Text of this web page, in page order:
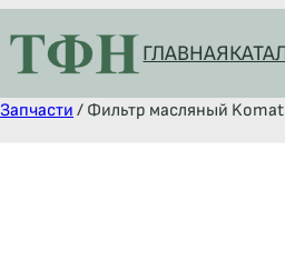
ГЛАВНАЯ
Запчасти / Фильтр масляный